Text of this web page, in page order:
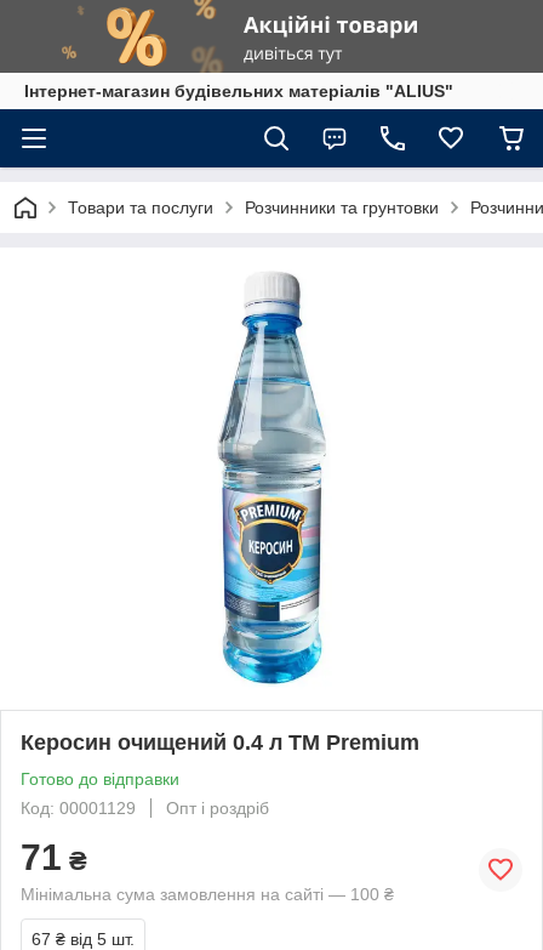
Інтернет-магазин будівельних матеріалів "ALIUS"
Товари та послуги Розчинники та грунтовки
Керосин очищений 0.4 л ТМ Premium
Готово до відправки
Код: 00001129
Опт і роздріб
71 ₴
Мінімальна сума замовлення на сайті — 100 ₴
67 ₴ від 5 шт.